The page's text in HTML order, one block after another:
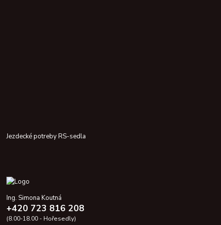
Jezdecké potreby RS-sedla
Ing. Simona Koutná
+420 723 816 208
(8.00-18.00 - Hořesedly)